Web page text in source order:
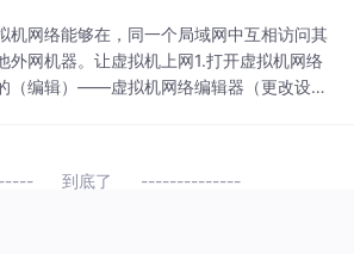
机网络能够在，同一个局域网中互相访问其
外网机器。让虚拟机上网1.打开虚拟机网络
（编辑）——虚拟机网络编辑器（更改设
到底了